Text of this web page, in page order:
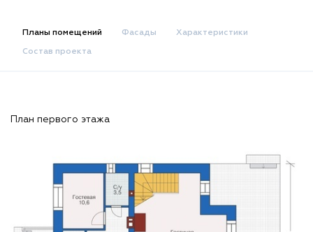
Планы помещений Фасады Характеристики
Состав проекта
План первого этажа